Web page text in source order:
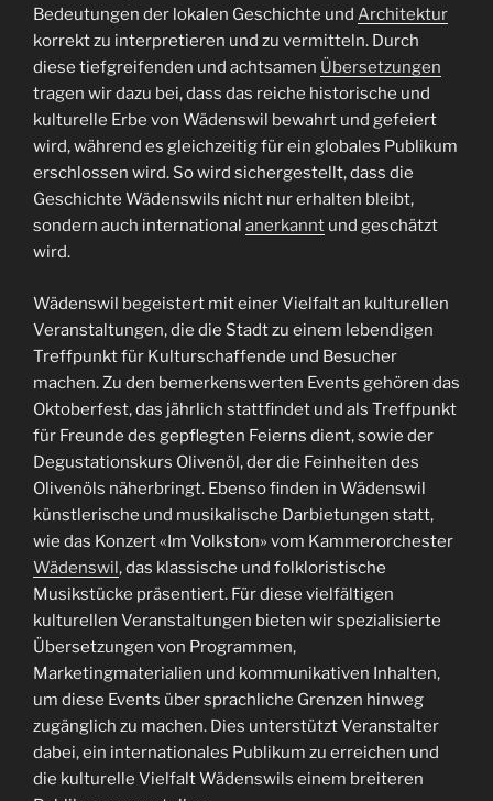
Bedeutungen der lokalen Geschichte und Architektur
korrekt zu interpretieren und zu vermitteln. Durch
diese tiefgreifenden und achtsamen Übersetzungen
tragen wir dazu bei, dass das reiche historische und
kulturelle Erbe von Wädenswil bewahrt und gefeiert
wird, während es gleichzeitig für ein globales Publikum
erschlossen wird. So wird sichergestellt, dass die
Geschichte Wädenswils nicht nur erhalten bleibt,
sondern auch international anerkannt und geschätzt
wird.
Wädenswil begeistert mit einer Vielfalt an kulturellen
Veranstaltungen, die die Stadt zu einem lebendigen
Treffpunkt für Kulturschaffende und Besucher
machen. Zu den bemerkenswerten Events gehören das
Oktoberfest, das jährlich stattfindet und als Treffpunkt
für Freunde des gepflegten Feierns dient, sowie der
Degustationskurs Olivenöl, der die Feinheiten des
Olivenöls näherbringt. Ebenso finden in Wädenswil
künstlerische und musikalische Darbietungen statt,
wie das Konzert «Im Volkston» vom Kammerorchester
Wädenswil, das klassische und folkloristische
Musikstücke präsentiert. Für diese vielfältigen
kulturellen Veranstaltungen bieten wir spezialisierte
Übersetzungen von Programmen,
Marketingmaterialien und kommunikativen Inhalten,
um diese Events über sprachliche Grenzen hinweg
zugänglich zu machen. Dies unterstützt Veranstalter
dabei, ein internationales Publikum zu erreichen und
die kulturelle Vielfalt Wädenswils einem breiteren